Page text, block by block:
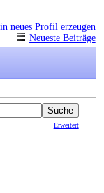
neues Profil erzeugen
Neueste Beiträge
Erweitert